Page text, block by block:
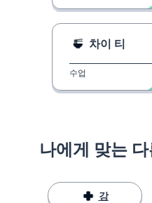
차이 티
수업
나에게 맞는
강